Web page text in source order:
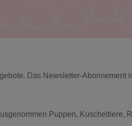
Das Newsletter-Abonnement
Puppen, Kuscheltiere,